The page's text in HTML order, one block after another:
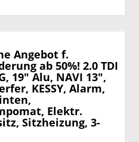
drucken
Angebot f.
ab 50%! 2.0 TDI
19" Alu, NAVI 13",
KESSY, Alarm,
Elektr.
Sitzheizung, 3-